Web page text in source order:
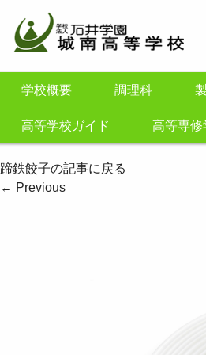
学校概要 調理科
高等学校ガイド 高等専
蹄鉄餃子の記事に戻る
← Previous